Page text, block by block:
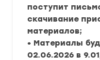
поступит
скачивание
материалов;
• Материалы
02.06.2026 в